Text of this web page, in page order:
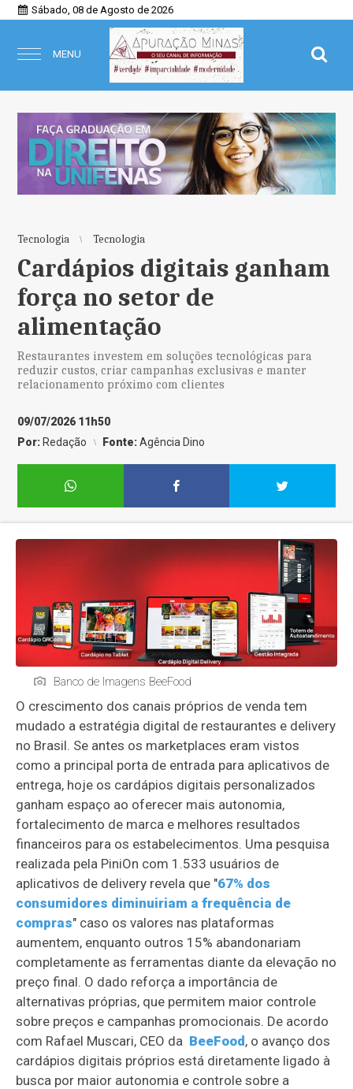
Sábado, 08 de Agosto de 2026
MENU
Tecnologia Tecnologia
Cardápios digitais ganham
força no setor de
alimentação
Restaurantes investem em soluções tecnológicas para
reduzir custos, criar campanhas exclusivas e manter
relacionamento próximo com clientes
09/07/2026 11h50
Por: Redação Fonte:Agência Dino
Banco de Imagens BeeFood
O crescimento dos canais próprios de venda tem
mudado a estratégia digital de restaurantes e delivery
no Brasil. Se antes os marketplaces eram vistos
como a principal porta de entrada para aplicativos de
entrega, hoje os cardápios digitais personalizados
ganham espaço ao oferecer mais autonomia,
fortalecimento de marca e melhores resultados
financeiros para os estabelecimentos. Uma pesquisa
realizada pela PiniOn com 1.533 usuários de
aplicativos de delivery revela que "67% dos
consumidores diminuiriam a frequência de
compras" caso os valores nas plataformas
aumentem, enquanto outros 15% abandonariam
completamente as ferramentas diante da elevação no
preço final. O dado reforça a importância de
alternativas próprias, que permitem maior controle
sobre preços e campanhas promocionais. De acordo
com Rafael Muscari, CEO da BeeFood, o avanço dos
cardápios digitais próprios está diretamente ligado à
busca por maior autonomia e controle sobre a